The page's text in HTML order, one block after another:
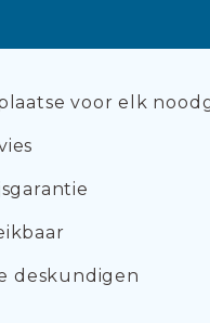
voor elk
deskundigen